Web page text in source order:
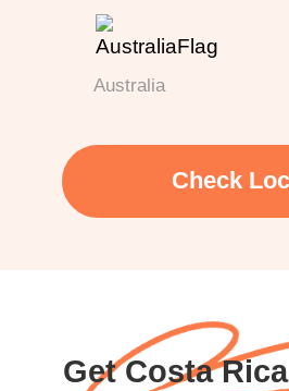
Australia
Check
Get Costa